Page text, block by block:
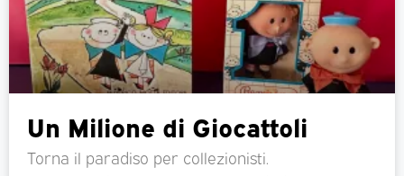
Un Milione di Giocattoli
Torna il paradiso per collezionisti.